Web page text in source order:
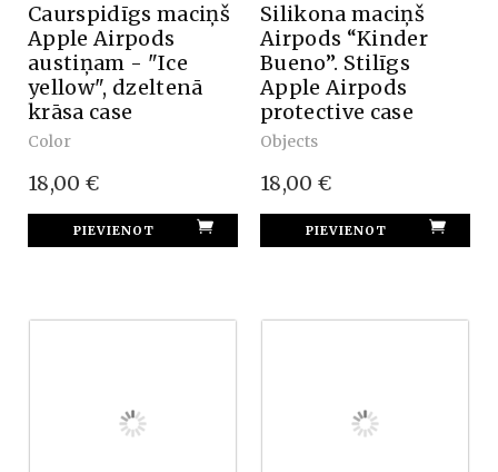
Caurspidīgs maciņš
Apple Airpods
austiņam - "Ice
yellow", dzeltenā
krāsa case
Color
18,00 €
Silikona maciņš
Airpods “Kinder
Bueno”. Stilīgs
Apple Airpods
protective case
Objects
18,00 €